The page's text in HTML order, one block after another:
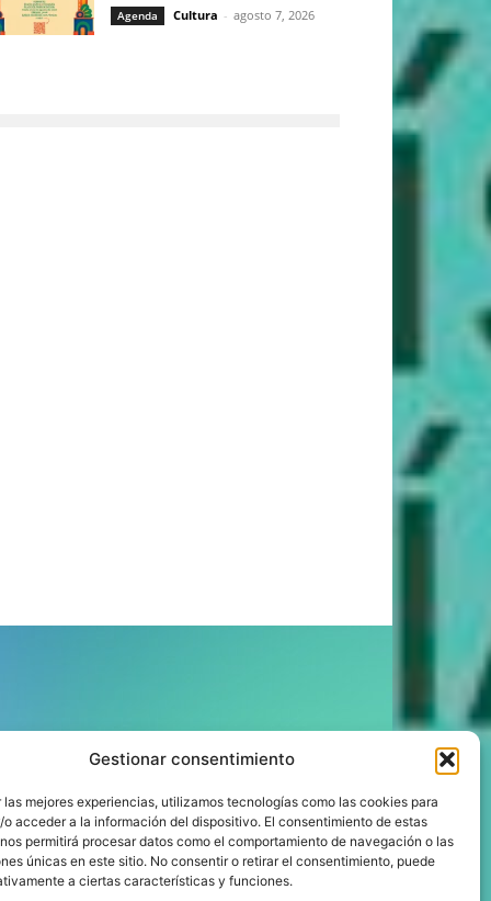
Gestionar consentimiento
las mejores experiencias, utilizamos tecnologías como las cookies para
o acceder a la información del dispositivo. El consentimiento de estas
permitirá procesar datos como el comportamiento de navegación o las
únicas en este sitio. No consentir o retirar el consentimiento, puede
a ciertas características y funciones.
Agenda Cultura - agosto 7, 2026